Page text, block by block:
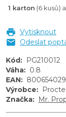
1 karton (6 kusů)
Vytisknout
Odeslat
Kód: PG210012
Váha: 0.8
EAN:
Výrobce:
Značka: Mr.